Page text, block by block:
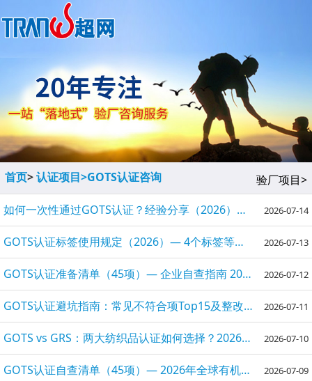
首页>认证项目>GOTS认证咨询
验厂项目>
如何一次性通过GOTS认证？经验分享（2026）— 6大踩坑点及全流程指南
2026-07-14
GOTS认证标签使用规定（2026）— 4个标签等级与含量门槛详解 2026-07-13
GOTS认证准备清单（45项）— 企业自查指南 2026 2026-07-12
GOTS认证避坑指南：常见不符合项Top15及整改方案（2026最新） 2026-07-11
GOTS vs GRS：两大纺织品认证如何选择？2026最新对比指南 2026-07-10
GOTS认证自查清单（45项）— 2026年全球有机纺织品标准审核准备指 2026-07-09